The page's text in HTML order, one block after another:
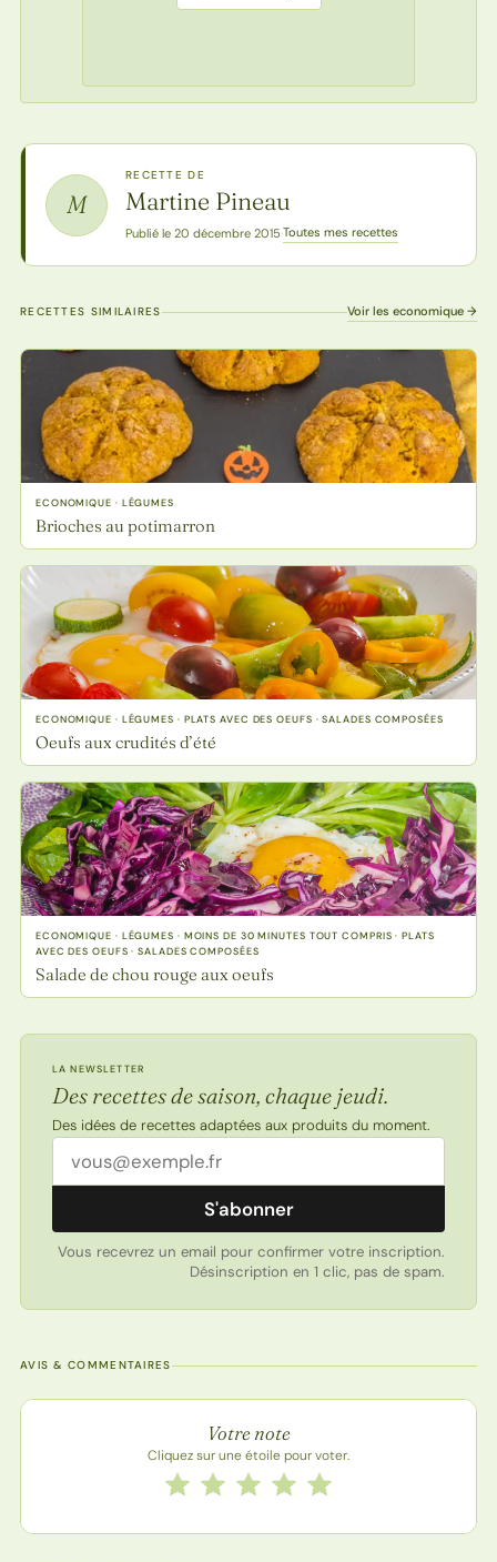
M
RECETTE DE
Martine Pineau
Publié le 20 décembre 2015·Toutes mes recettes
RECETTES SIMILAIRES Voir les economique →
ECONOMIQUE · LÉGUMES
Brioches au potimarron
ECONOMIQUE · LÉGUMES · PLATS AVEC DES OEUFS · SALADES COMPOSÉES
Oeufs aux crudités d’été
ECONOMIQUE · LÉGUMES · MOINS DE 30 MINUTES TOUT COMPRIS · PLATS
AVEC DES OEUFS · SALADES COMPOSÉES
Salade de chou rouge aux oeufs
LA NEWSLETTER
Des recettes de saison, chaque jeudi.
Des idées de recettes adaptées aux produits du moment.
Adresse email
S'abonner
Vous recevrez un email pour confirmer votre inscription.
Désinscription en 1 clic, pas de spam.
AVIS & COMMENTAIRES
Note de la recette
Votre note
Cliquez sur une étoile pour voter.
Notez cette recette de 1 à 5 étoiles
5 étoiles
4 étoiles
3 étoiles
2 étoiles
1 étoile